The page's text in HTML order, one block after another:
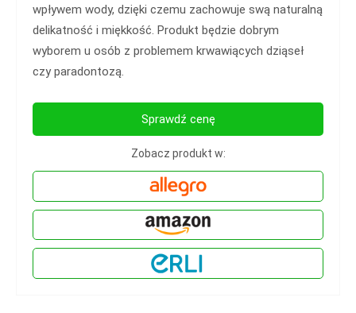
wpływem wody, dzięki czemu zachowuje swą naturalną
delikatność i miękkość. Produkt będzie dobrym
wyborem u osób z problemem krwawiących dziąseł
czy paradontozą.
Sprawdź cenę
Zobacz produkt w: